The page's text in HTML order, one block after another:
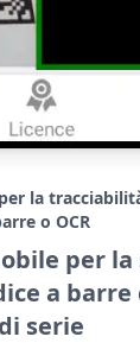
la
o OCR
per
a barre
di serie